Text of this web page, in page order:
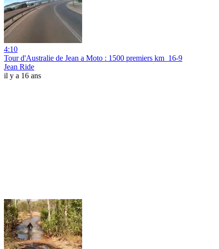
4:10
Tour d'Australie de Jean a Moto : 1500 premiers km_16-9
Jean Ride
il y a 16 ans